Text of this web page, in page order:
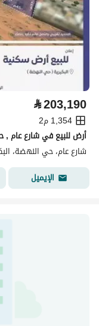
⃁203,190
1,354 م2
أرض للبيع في شارع عام ,
شارع عام، حي النهضة،
الإيميل